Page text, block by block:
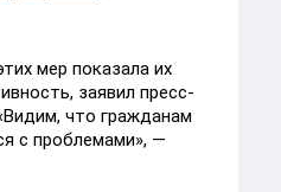
мер показала их
заявил пресс-
что гражданам
с проблемами», —